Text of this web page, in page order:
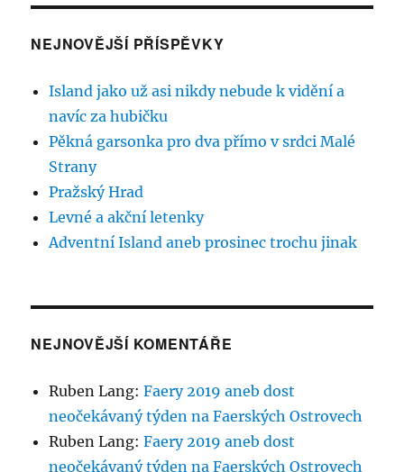
NEJNOVĚJŠÍ PŘÍSPĚVKY
Island jako už asi nikdy nebude k vidění a
navíc za hubičku
Pěkná garsonka pro dva přímo v srdci Malé
Strany
Pražský Hrad
Levné a akční letenky
Adventní Island aneb prosinec trochu jinak
NEJNOVĚJŠÍ KOMENTÁŘE
Ruben Lang:Faery 2019 aneb dost
neočekávaný týden na Faerských Ostrovech
Ruben Lang:Faery 2019 aneb dost
neočekávaný týden na Faerských Ostrovech